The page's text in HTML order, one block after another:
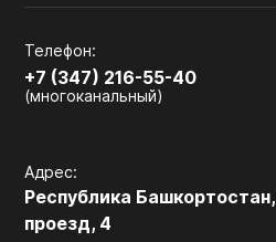
Телефон:
+7 (347) 216-55-40
(многоканальный)
Адрес:
Республика
проезд, 4